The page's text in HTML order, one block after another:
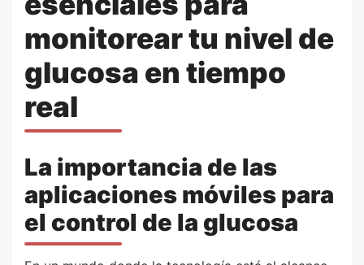
monitorear tu nivel de
glucosa en tiempo
real
La importancia de las
aplicaciones móviles para
el control de la glucosa